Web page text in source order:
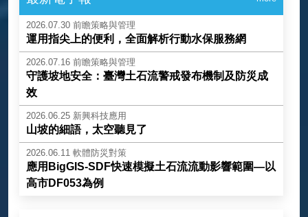
2026.07.30 前瞻策略與管理
運用指尖上的便利，全面解析行動水保服務網
2026.07.16 前瞻策略與管理
守護坡地安全：臺灣土石流警戒發布機制及防災成
效
2026.06.25 新興科技應用
山坡的細語，太空聽見了
2026.06.11 軟體防災對策
應用BigGIS-SDF快速模擬土石流流動影響範圍—以
高市DF053為例